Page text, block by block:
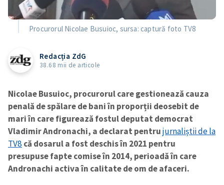
Procurorul Nicolae Busuioc, sursa: captură foto TV8
Redacția ZdG
38.68 mii de articole
Nicolae Busuioc, procurorul care gestionează cauza
penală de spălare de bani în proporții deosebit de
mari în care figurează fostul deputat democrat
Vladimir Andronachi, a declarat pentrujurnaliștii de la
TV8 că dosarul a fost deschis în 2021 pentru
presupuse fapte comise în 2014, perioadă în care
Andronachi activa în calitate de om de afaceri.